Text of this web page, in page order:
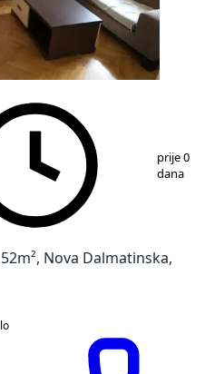
prije 0
dana
Nova Dalmatinska,